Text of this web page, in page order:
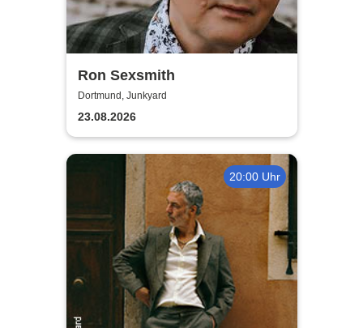
Ron Sexsmith
Dortmund, Junkyard
23.08.2026
20:00 Uhr